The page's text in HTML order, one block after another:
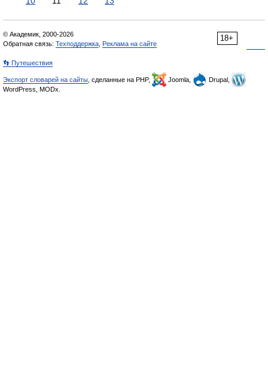
18+
© Академик, 2000-2026
Обратная связь: Техподдержка Реклама на сайте
👣 Путешествия
Экспорт словарей на сайты , сделанные на PHP, Joomla,
Drupal,
WordPress, MODx.